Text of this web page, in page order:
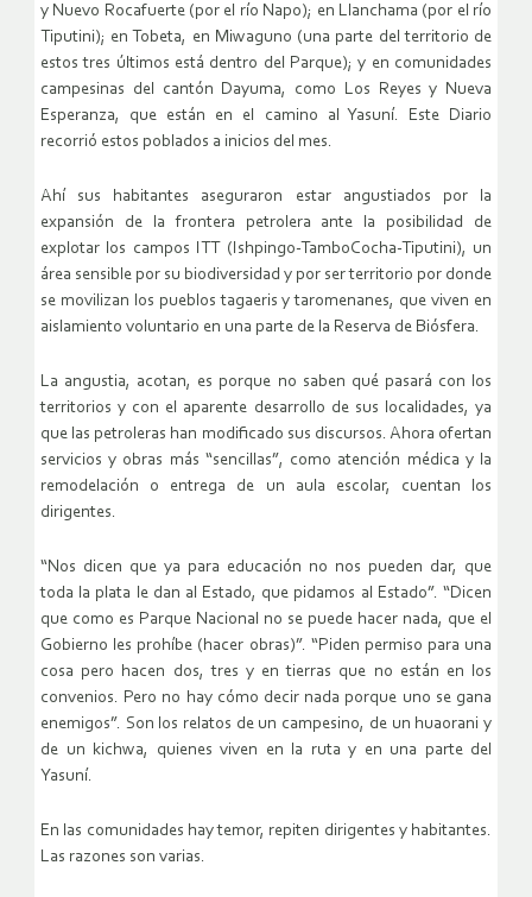
y Nuevo Rocafuerte (por el río Napo); en Llanchama (por el río
Tiputini); en Tobeta, en Miwaguno (una parte del territorio de
estos tres últimos está dentro del Parque); y en comunidades
campesinas del cantón Dayuma, como Los Reyes y Nueva
Esperanza, que están en el camino al Yasuní. Este Diario
recorrió estos poblados a inicios del mes.
Ahí sus habitantes aseguraron estar angustiados por la
expansión de la frontera petrolera ante la posibilidad de
explotar los campos ITT (Ishpingo-TamboCocha-Tiputini), un
área sensible por su biodiversidad y por ser territorio por donde
se movilizan los pueblos tagaeris y taromenanes, que viven en
aislamiento voluntario en una parte de la Reserva de Biósfera.
La angustia, acotan, es porque no saben qué pasará con los
territorios y con el aparente desarrollo de sus localidades, ya
que las petroleras han modificado sus discursos. Ahora ofertan
servicios y obras más “sencillas”, como atención médica y la
remodelación o entrega de un aula escolar, cuentan los
dirigentes.
“Nos dicen que ya para educación no nos pueden dar, que
toda la plata le dan al Estado, que pidamos al Estado”. “Dicen
que como es Parque Nacional no se puede hacer nada, que el
Gobierno les prohíbe (hacer obras)”. “Piden permiso para una
cosa pero hacen dos, tres y en tierras que no están en los
convenios. Pero no hay cómo decir nada porque uno se gana
enemigos”. Son los relatos de un campesino, de un huaorani y
de un kichwa, quienes viven en la ruta y en una parte del
Yasuní.
En las comunidades hay temor, repiten dirigentes y habitantes.
Las razones son varias.